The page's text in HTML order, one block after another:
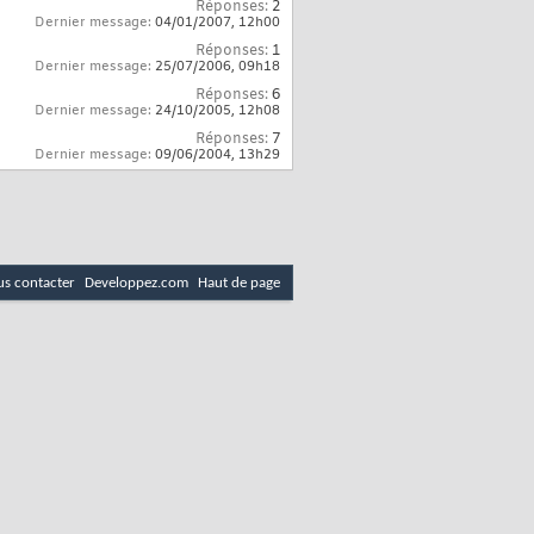
Réponses: 2
Dernier message: 04/01/2007, 12h00
Réponses: 1
Dernier message: 25/07/2006, 09h18
Réponses:6
Dernier message: 24/10/2005, 12h08
Réponses: 7
Dernier message: 09/06/2004, 13h29
contacter Developpez.com Haut de page